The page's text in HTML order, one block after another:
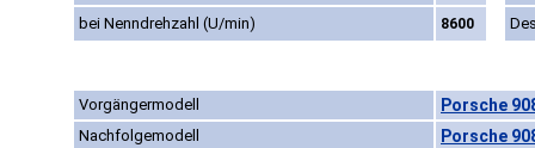
bei Nenndrehzahl (U/min)
8600
Vorgängermodell Porsche
Nachfolgemodell Porsche